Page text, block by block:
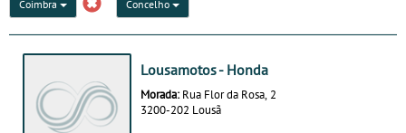
Coimbra Concelho
Lousamotos - Honda
Morada: Rua Flor da Rosa, 2
3200-202 Lousã